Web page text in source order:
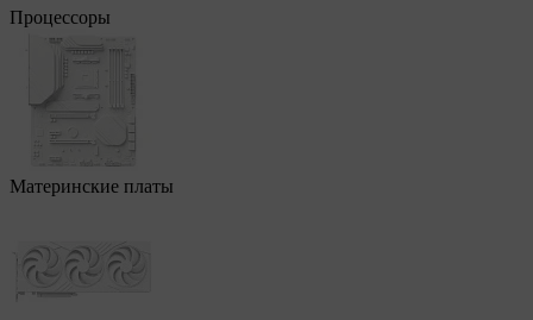
Процессоры
Материнские платы